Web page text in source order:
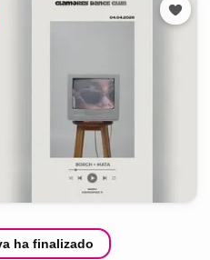
ha finalizado